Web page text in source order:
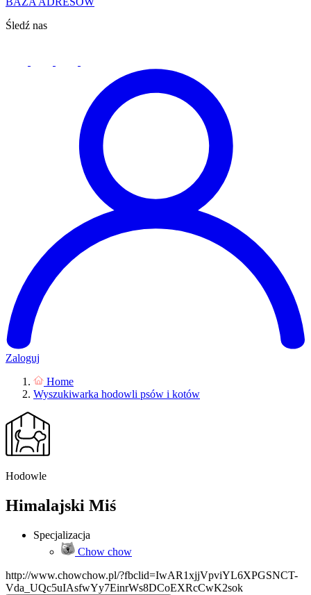
Śledź nas
Zaloguj
Home
Wyszukiwarka hodowli psów i kotów
Hodowle
Himalajski Miś
Specjalizacja
Chow chow
http://www.chowchow.pl/?fbclid=IwAR1xjjVpviYL6XPGSNCT-
Vda_UQc5uIAsfwYy7EinrWs8DCoEXRcCwK2sok